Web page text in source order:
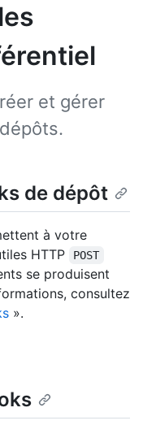
et gérer
de dépôt
à votre
HTTP
POST
se produisent
consultez
».